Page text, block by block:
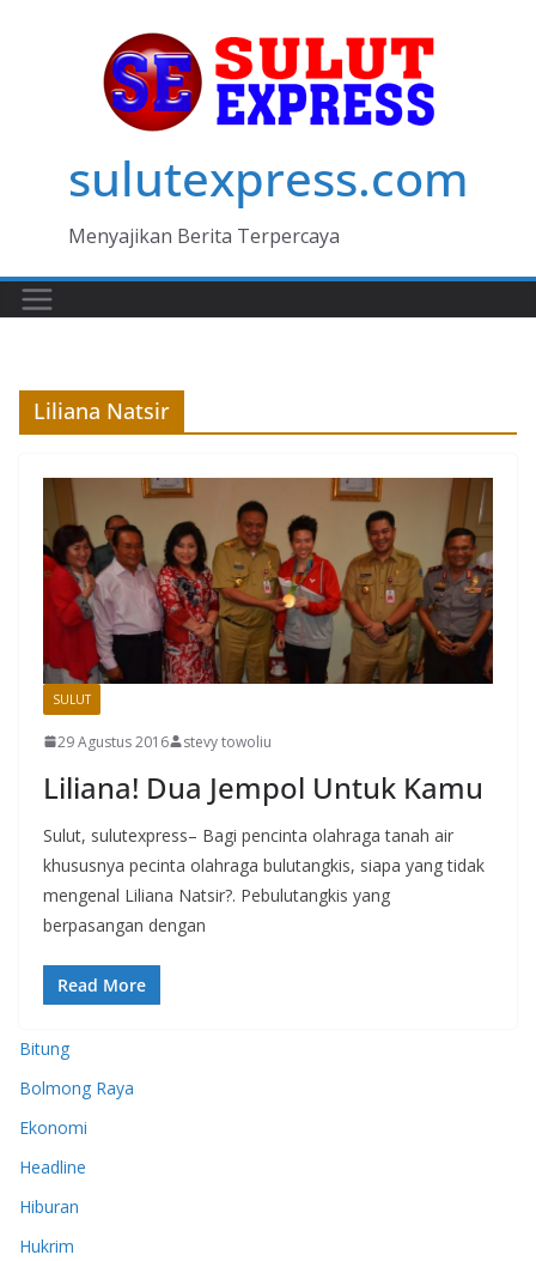
sulutexpress.com
Menyajikan Berita Terpercaya
Liliana Natsir
SULUT
29 Agustus 2016 stevy towoliu
Liliana! Dua Jempol Untuk Kamu
Sulut, sulutexpress– Bagi pencinta olahraga tanah air
khususnya pecinta olahraga bulutangkis, siapa yang tidak
mengenal Liliana Natsir?. Pebulutangkis yang
berpasangan dengan
Read More
Bitung
Bolmong Raya
Ekonomi
Headline
Hiburan
Hukrim